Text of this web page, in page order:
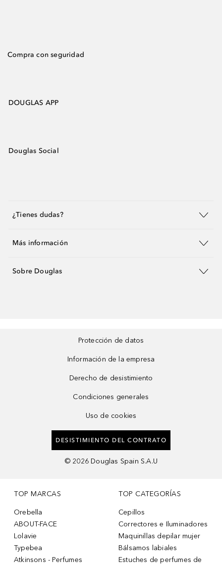
Compra con seguridad
DOUGLAS APP
Douglas Social
¿Tienes dudas?
Más información
Sobre Douglas
Protección de datos
Información de la empresa
Derecho de desistimiento
Condiciones generales
Uso de cookies
DESISTIMIENTO DEL CONTRATO
© 2026 Douglas Spain S.A.U
TOP MARCAS
Orebella
ABOUT-FACE
Lolavie
Typebea
Atkinsons - Perfumes
TOP CATEGORÍAS
Cepillos
Correctores e Iluminadores
Maquinillas depilar mujer
Bálsamos labiales
Estuches de perfumes de